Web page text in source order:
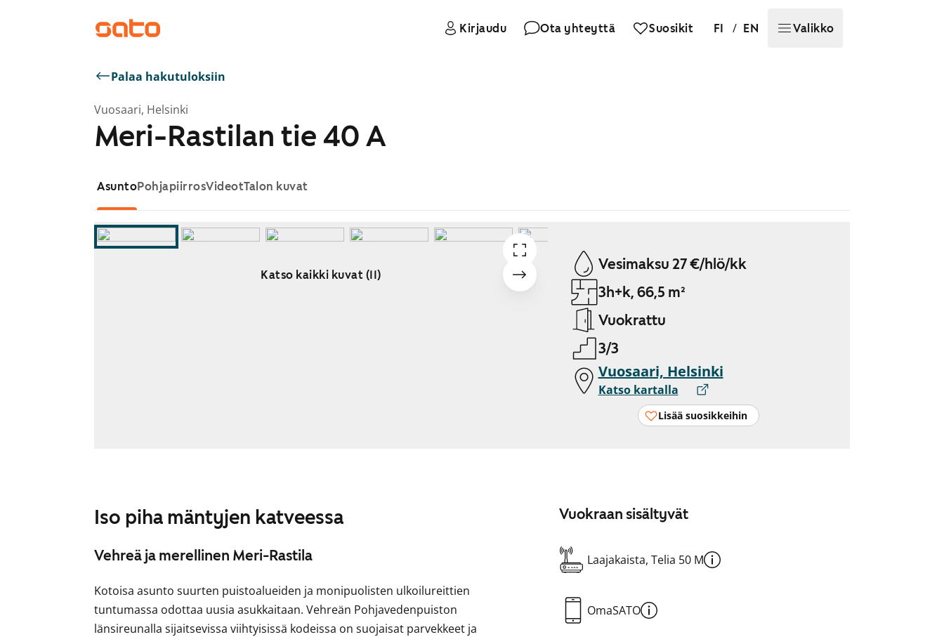
Kirjaudu Ota yhteyttä Suosikit FI / EN Valikko
Palaa hakutuloksiin
Vuosaari, Helsinki
Meri-Rastilan tie 40 A
AsuntoPohjapiirrosVideotTalon kuvat
Katso kaikki kuvat (11)
Vesimaksu 27 €/hlö/kk
3h+k, 66,5 m²
Vuokrattu
3/3
Vuosaari, Helsinki
Katso kartalla
Lisää suosikkeihin
Iso piha mäntyjen katveessa
Vehreä ja merellinen Meri-Rastila
Kotoisa asunto suurten puistoalueiden ja monipuolisten ulkoilureittien
tuntumassa odottaa uusia asukkaitaan. Vehreän Pohjavedenpuiston
länsireunalla sijaitsevissa viihtyisissä kodeissa on suojaisat parvekkeet ja
Vuokraan sisältyvät
Laajakaista, Telia 50 M
OmaSATO